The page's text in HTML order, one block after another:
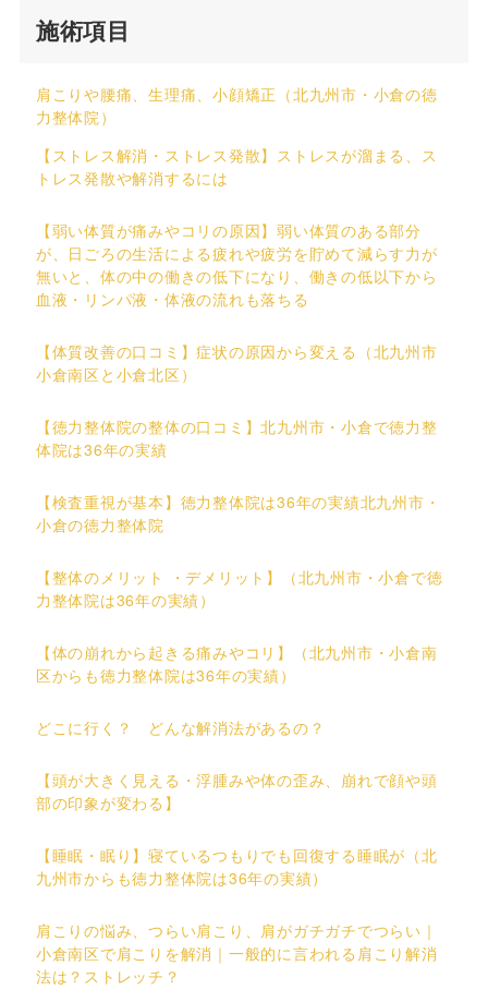
施術項目
肩こりや腰痛、生理痛、小顔矯正（北九州市・小倉の徳
力整体院）
【ストレス解消・ストレス発散】ストレスが溜まる、ス
トレス発散や解消するには
【弱い体質が痛みやコリの原因】弱い体質のある部分
が、日ごろの生活による疲れや疲労を貯めて減らす力が
無いと、体の中の働きの低下になり、働きの低以下から
血液・リンパ液・体液の流れも落ちる
【体質改善の口コミ】症状の原因から変える（北九州市
小倉南区と小倉北区）
【徳力整体院の整体の口コミ】北九州市・小倉で徳力整
体院は36年の実績
【検査重視が基本】徳力整体院は36年の実績北九州市・
小倉の徳力整体院
【整体のメリット ・デメリット】（北九州市・小倉で徳
力整体院は36年の実績）
【体の崩れから起きる痛みやコリ】（北九州市・小倉南
区からも徳力整体院は36年の実績）
どこに行く？ どんな解消法があるの？
【頭が大きく見える・浮腫みや体の歪み、崩れで顔や頭
部の印象が変わる】
【睡眠・眠り】寝ているつもりでも回復する睡眠が（北
九州市からも徳力整体院は36年の実績）
肩こりの悩み、つらい肩こり、肩がガチガチでつらい｜
小倉南区で肩こりを解消｜一般的に言われる肩こり解消
法は？ストレッチ？